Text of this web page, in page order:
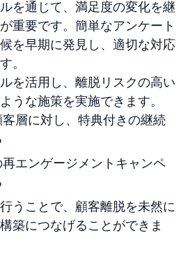
を通じて、満足度の変化を継
重要です。簡単なアンケート
を早期に発見し、適切な対応
。
を活用し、離脱リスクの高い
うな施策を実施できます。
層に対し、特典付きの継続
エンゲージメントキャンペ
うことで、顧客離脱を未然に
築につなげることができま